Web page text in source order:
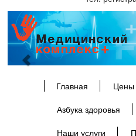
Previous
Главная Цены
Азбука здоровья
Наши услуги